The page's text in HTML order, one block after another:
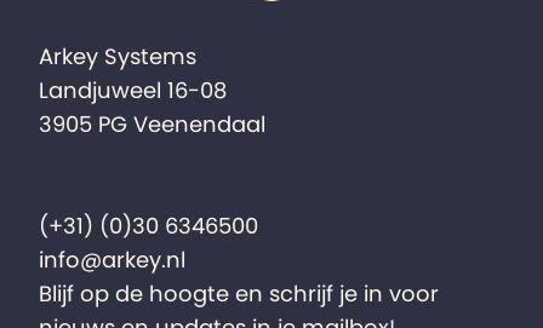
Arkey Systems
Landjuweel 16-08
3905 PG Veenendaal
(+31) (0)30 6346500
info@arkey.nl
Blijf op de hoogte en schrijf je in voor